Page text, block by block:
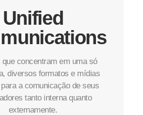
Unified
que concentram em uma só
diversos formatos e mídias
a comunicação de seus
tanto interna quanto
externamente.